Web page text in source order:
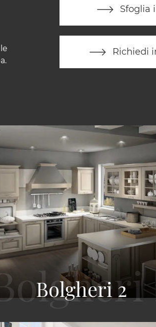
Bolgheri 2
Sfoglia
Richiedi